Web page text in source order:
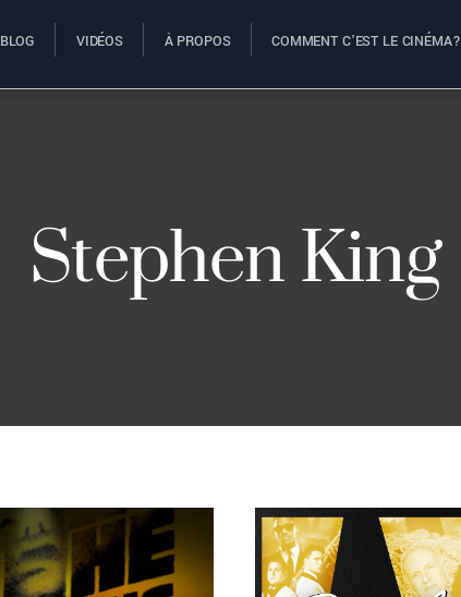
BLOG VIDÉOS À PROPOS COMMENT C’EST LE CINÉMA?
Stephen King